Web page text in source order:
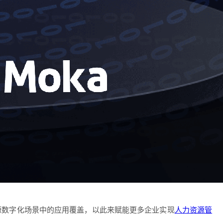
字化场景中的应用覆盖，以此来赋能更多企业实现人力资源管